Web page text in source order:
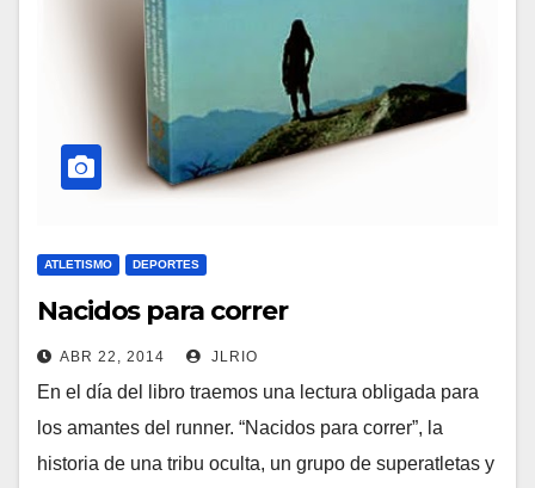
ATLETISMO DEPORTES
Nacidos para correr
ABR 22, 2014 JLRIO
En el día del libro traemos una lectura obligada para
los amantes del runner. “Nacidos para correr”, la
historia de una tribu oculta, un grupo de superatletas y